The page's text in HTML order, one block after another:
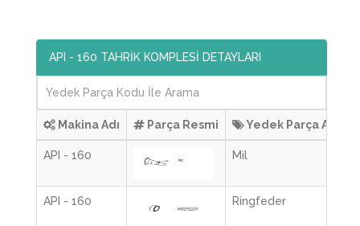
API - 160 TAHRİK KOMPLESİ DETAYLARI
Makina Adı Parça Resmi Yedek Parça Adı
API - 160 Mil
API - 160 Ringfeder